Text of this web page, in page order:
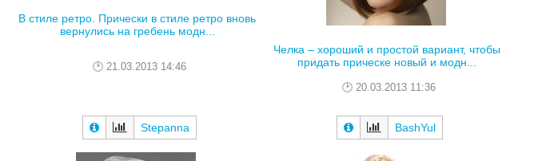
В стиле ретро. Прически в стиле ретро вновь
вернулись на гребень модн...
21.03.2013 14:46
Stepanna
Челка – хороший и простой вариант, чтобы
придать прическе новый и модн...
20.03.2013 11:36
BashYul